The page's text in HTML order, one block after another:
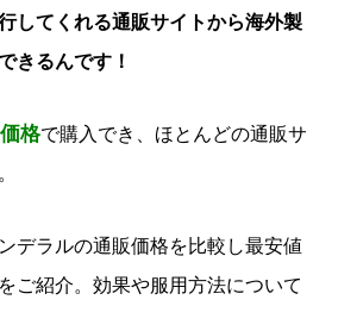
してくれる通販サイトから海外製
きるんです！
格で購入でき、ほとんどの通販サ
デラルの通販価格を比較し最安値
ご紹介。効果や服用方法について